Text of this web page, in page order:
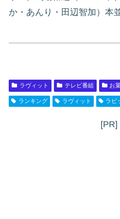
か・あんり・田辺智加）本
ラヴィット テレビ番組 お
ランキング ラヴィット ラビ
[PR]